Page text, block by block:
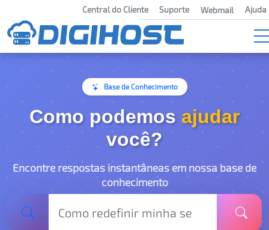
Central do Cliente Suporte Webmail Ajuda
Base de Conhecimento
Como podemos ajudar
você?
Encontre respostas instantâneas em nossa base de
conhecimento